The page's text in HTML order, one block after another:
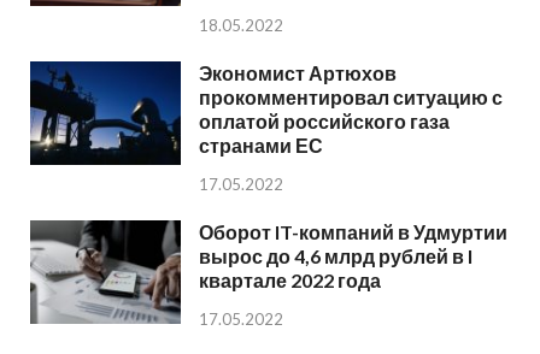
18.05.2022
Экономист Артюхов
прокомментировал ситуацию с
оплатой российского газа
странами ЕС
17.05.2022
Оборот IT-компаний в Удмуртии
вырос до 4,6 млрд рублей в I
квартале 2022 года
17.05.2022